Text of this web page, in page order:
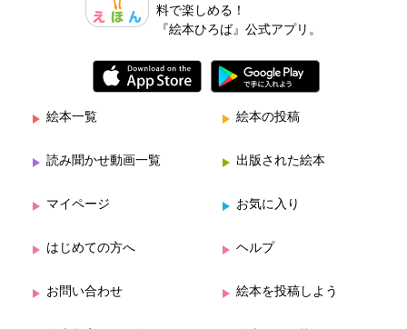
料で楽しめる！
『絵本ひろば』公式アプリ。
絵本一覧 絵本の投稿
読み聞かせ動画一覧 出版された絵本
マイページ お気に入り
はじめての方へ ヘルプ
お問い合わせ 絵本を投稿しよう